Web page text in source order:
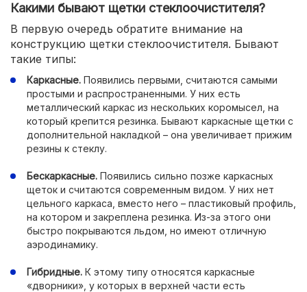
Какими бывают щетки стеклоочистителя?
В первую очередь обратите внимание на
конструкцию щетки стеклоочистителя. Бывают
такие типы:
Каркасные. Появились первыми, считаются самыми
простыми и распространенными. У них есть
металлический каркас из нескольких коромысел, на
который крепится резинка. Бывают каркасные щетки с
дополнительной накладкой – она увеличивает прижим
резины к стеклу.
Бескаркасные. Появились сильно позже каркасных
щеток и считаются современным видом. У них нет
цельного каркаса, вместо него – пластиковый профиль,
на котором и закреплена резинка. Из-за этого они
быстро покрываются льдом, но имеют отличную
аэродинамику.
Гибридные. К этому типу относятся каркасные
«дворники», у которых в верхней части есть